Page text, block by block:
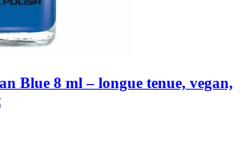
Blue 8 ml – longue tenue, vegan,